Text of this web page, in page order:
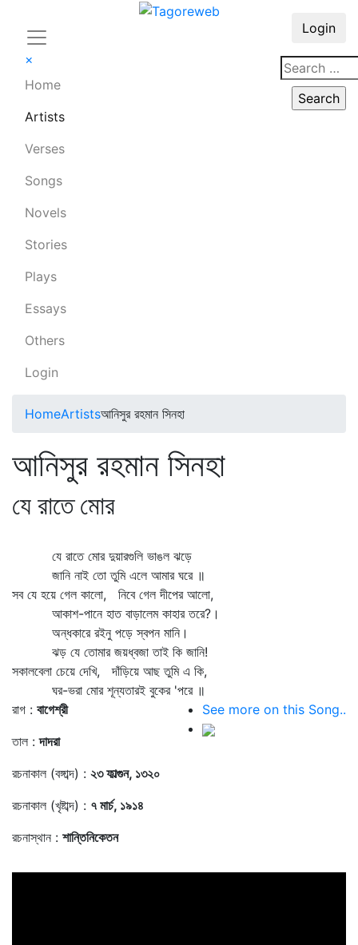
×
Home
Artists
Verses
Songs
Novels
Stories
Plays
Essays
Others
Login
Login
HomeArtistsআনিসুর রহমান সিনহা
আনিসুর রহমান সিনহা
যে রাতে মোর
যে রাতে মোর দুয়ারগুলি ভাঙল ঝড়ে
জানি নাই তো তুমি এলে আমার ঘরে ॥
সব যে হয়ে গেল কালো, নিবে গেল দীপের আলো,
আকাশ-পানে হাত বাড়ালেম কাহার তরে?।
অন্ধকারে রইনু পড়ে স্বপন মানি।
ঝড় যে তোমার জয়ধ্বজা তাই কি জানি!
সকালবেলা চেয়ে দেখি, দাঁড়িয়ে আছ তুমি এ কি,
ঘর-ভরা মোর শূন্যতারই বুকের 'পরে ॥
রাগ : বাগেশ্রী
তাল :দাদরা
রচনাকাল (বঙ্গাব্দ) : ২৩ ফাল্গুন, ১৩২০
রচনাকাল (খৃষ্টাব্দ) : ৭ মার্চ, ১৯১৪
রচনাস্থান : শান্তিনিকেতন
See more on this Song..